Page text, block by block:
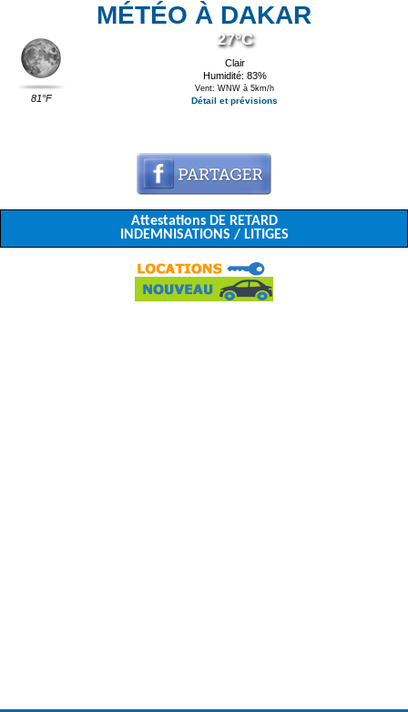
MÉTÉO À DAKAR
81°F
27°C
Clair
Humidité: 83%
Vent: WNW à 5km/h
Détail et prévisions
Attestations DE RETARD
INDEMNISATIONS / LITIGES